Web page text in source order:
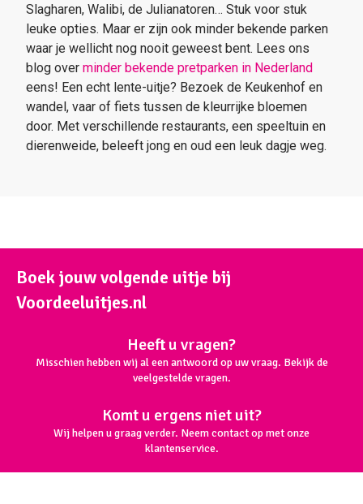
Slagharen, Walibi, de Julianatoren… Stuk voor stuk
leuke opties. Maar er zijn ook minder bekende parken
waar je wellicht nog nooit geweest bent. Lees ons
blog over minder bekende pretparken in Nederland
eens! Een echt lente-uitje? Bezoek de Keukenhof en
wandel, vaar of fiets tussen de kleurrijke bloemen
door. Met verschillende restaurants, een speeltuin en
dierenweide, beleeft jong en oud een leuk dagje weg.
Boek jouw volgende uitje bij
Voordeeluitjes.nl
Heeft u vragen?
Misschien hebben wij al een antwoord op uw vraag. Bekijk de
veelgestelde vragen.
Komt u ergens niet uit?
Wij helpen u graag verder. Neem contact op met onze
klantenservice.